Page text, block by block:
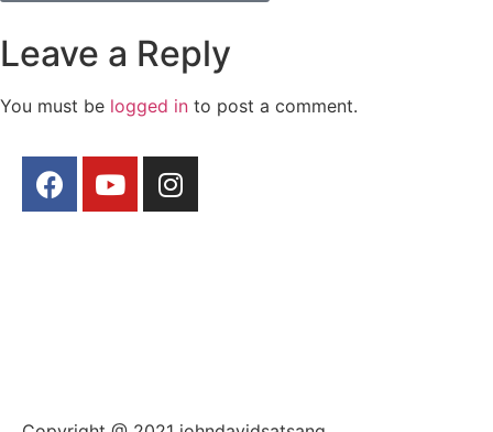
Leave a Reply
You must be logged in to post a comment.